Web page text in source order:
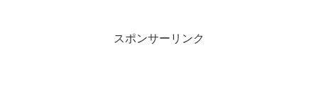
スポンサーリンク